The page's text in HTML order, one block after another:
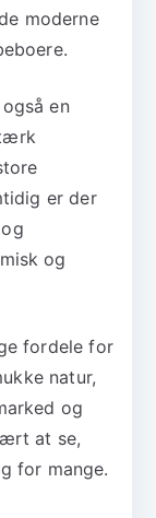
moderne
en
er der
og
fordele for
natur,
og
at se,
for mange.